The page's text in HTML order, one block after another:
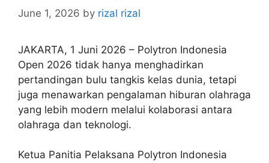
June 1, 2026 by rizal rizal
JAKARTA, 1 Juni 2026 – Polytron Indonesia
Open 2026 tidak hanya menghadirkan
pertandingan bulu tangkis kelas dunia, tetapi
juga menawarkan pengalaman hiburan olahraga
yang lebih modern melalui kolaborasi antara
olahraga dan teknologi.
Ketua Panitia Pelaksana Polytron Indonesia